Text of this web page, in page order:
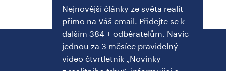
Nejnovější články ze světa realit
přímo na Váš email. Přidejte se k
dalším 384 + odběratelům. Navíc
jednou za 3 měsíce pravidelný
video čtvrtletník „Novinky